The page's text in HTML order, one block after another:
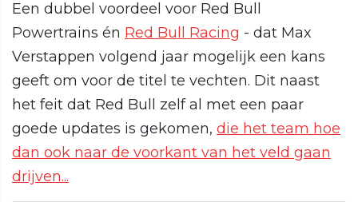
Een dubbel voordeel voor Red Bull
Powertrains én Red Bull Racing - dat Max
Verstappen volgend jaar mogelijk een kans
geeft om voor de titel te vechten. Dit naast
het feit dat Red Bull zelf al met een paar
goede updates is gekomen, die het team hoe
dan ook naar de voorkant van het veld gaan
drijven...